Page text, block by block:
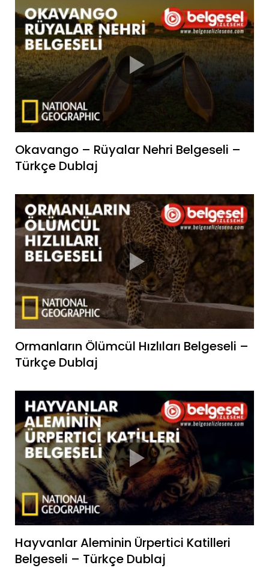
Okavango – Rüyalar Nehri Belgeseli –
Türkçe Dublaj
Ormanların Ölümcül Hızlıları Belgeseli –
Türkçe Dublaj
Hayvanlar Aleminin Ürpertici Katilleri
Belgeseli – Türkçe Dublaj